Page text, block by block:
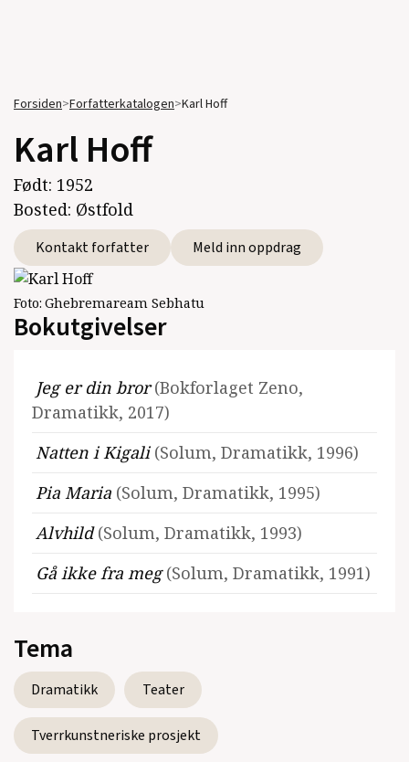
Forsiden>Forfatterkatalogen>Karl Hoff
Karl Hoff
Født: 1952
Bosted: Østfold
Kontakt forfatter Meld inn oppdrag
Foto: Ghebremaream Sebhatu
Bokutgivelser
Jeg er din bror(Bokforlaget Zeno,
Dramatikk, 2017)
Natten i Kigali (Solum, Dramatikk, 1996)
Pia Maria (Solum, Dramatikk, 1995)
Alvhild(Solum, Dramatikk, 1993)
Gå ikke fra meg(Solum, Dramatikk, 1991)
Tema
Dramatikk Teater
Tverrkunstneriske prosjekt